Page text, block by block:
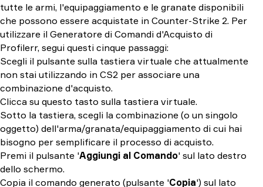
tutte le armi, l'equipaggiamento e le granate disponibili
che possono essere acquistate in Counter-Strike 2. Per
utilizzare il Generatore di Comandi d'Acquisto di
Profilerr, segui questi cinque passaggi:
Scegli il pulsante sulla tastiera virtuale che attualmente
non stai utilizzando in CS2 per associare una
combinazione d'acquisto.
Clicca su questo tasto sulla tastiera virtuale.
Sotto la tastiera, scegli la combinazione (o un singolo
oggetto) dell'arma/granata/equipaggiamento di cui hai
bisogno per semplificare il processo di acquisto.
Premi il pulsante 'Aggiungi al Comando' sul lato destro
dello schermo.
Copia il comando generato (pulsante 'Copia') sul lato